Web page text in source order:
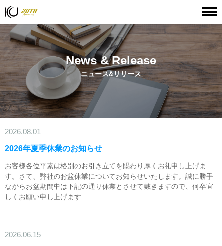
HOME ニュース&リリース
News & Release
ニュース&リリース
2026.08.01
2026年夏季休業のお知らせ
お客様各位平素は格別のお引き立てを賜わり厚くお礼申し上げま
す。さて、弊社のお盆休業についてお知らせいたします。誠に勝手
ながらお盆期間中は下記の通り休業とさせて戴きますので、何卒宜
しくお願い申し上げます...
2026.06.15